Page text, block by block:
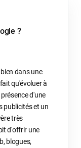
?
dans une
qu'évoluer à
d'une
publicités et un
très
d'offrir une
blogues,